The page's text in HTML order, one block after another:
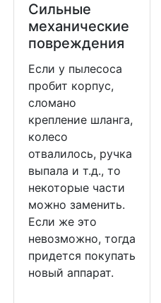
Сильные
механические
повреждения
Если у пылесоса
пробит корпус,
сломано
крепление шланга,
колесо
отвалилось, ручка
выпала и т.д., то
некоторые части
можно заменить.
Если же это
невозможно, тогда
придется покупать
новый аппарат.